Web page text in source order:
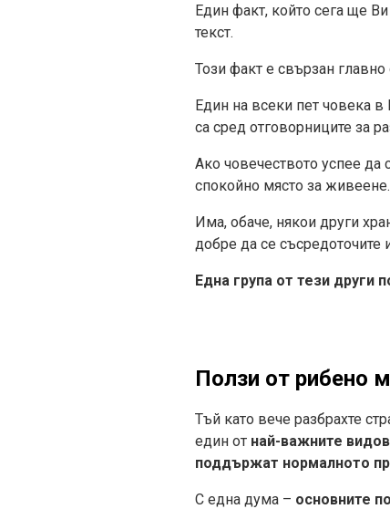
Един факт, който сега ще
текст.
Този факт е свързан
Един на всеки пет човека
са сред отговорниците за
Ако човечеството успее да
спокойно място за живеене.
Има, обаче, някои други
добре да се съсредоточите
Една група от тези други
Ползи от рибено
Тъй като вече разбрахте
един от най-важните
поддържат нормалното
С една дума – основните